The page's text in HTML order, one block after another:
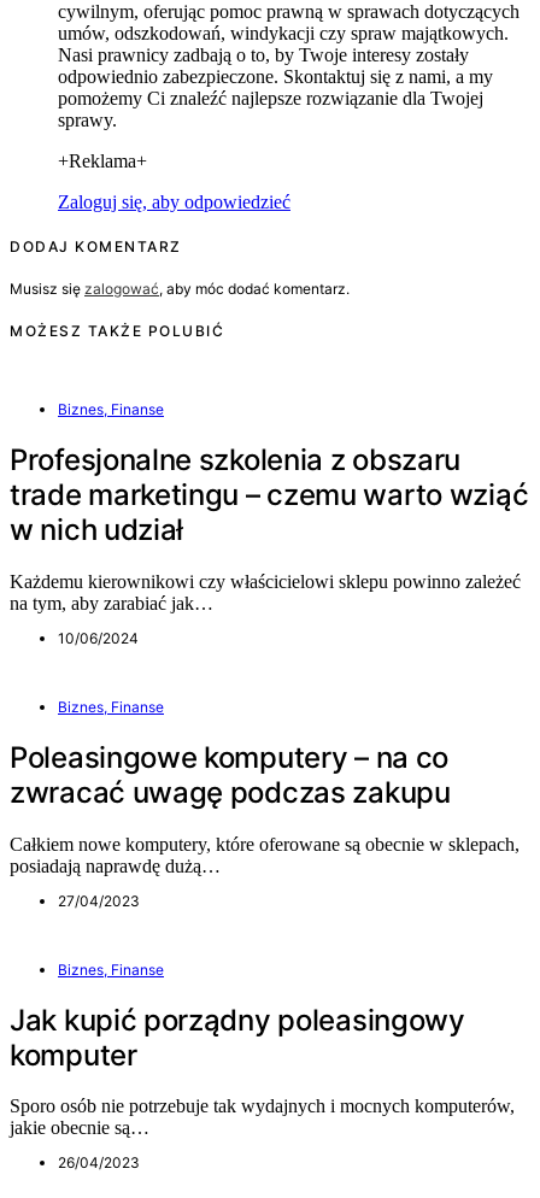
cywilnym, oferując pomoc prawną w sprawach dotyczących
umów, odszkodowań, windykacji czy spraw majątkowych.
Nasi prawnicy zadbają o to, by Twoje interesy zostały
odpowiednio zabezpieczone. Skontaktuj się z nami, a my
pomożemy Ci znaleźć najlepsze rozwiązanie dla Twojej
sprawy.
+Reklama+
Zaloguj się, aby odpowiedzieć
DODAJ KOMENTARZ
Musisz się zalogować, aby móc dodać komentarz.
MOŻESZ TAKŻE POLUBIĆ
Biznes, Finanse
Profesjonalne szkolenia z obszaru
trade marketingu – czemu warto wziąć
w nich udział
Każdemu kierownikowi czy właścicielowi sklepu powinno zależeć
na tym, aby zarabiać jak…
10/06/2024
Biznes, Finanse
Poleasingowe komputery – na co
zwracać uwagę podczas zakupu
Całkiem nowe komputery, które oferowane są obecnie w sklepach,
posiadają naprawdę dużą…
27/04/2023
Biznes, Finanse
Jak kupić porządny poleasingowy
komputer
Sporo osób nie potrzebuje tak wydajnych i mocnych komputerów,
jakie obecnie są…
26/04/2023